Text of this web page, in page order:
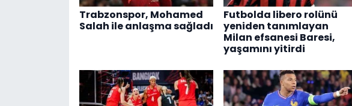
Trabzonspor, Mohamed
Salah ile anlaşma sağladı
Futbolda libero rolünü
yeniden tanımlayan
Milan efsanesi Baresi,
yaşamını yitirdi